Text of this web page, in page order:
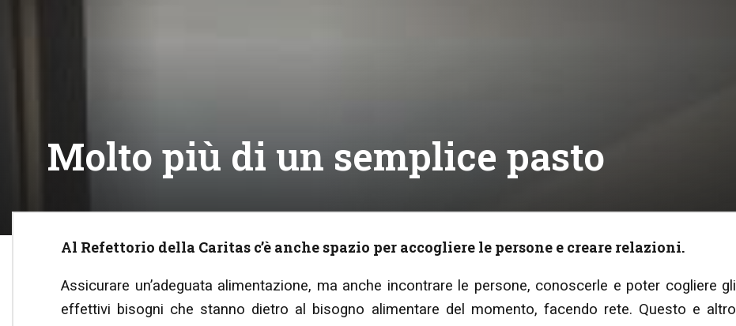
Molto più di un semplice pasto
Al Refettorio della Caritas c’è anche spazio per accogliere le persone e creare relazioni.
Assicurare un’adeguata alimentazione, ma anche incontrare le persone, conoscerle e poter cogliere gli
effettivi bisogni che stanno dietro al bisogno alimentare del momento, facendo rete. Questo e altro